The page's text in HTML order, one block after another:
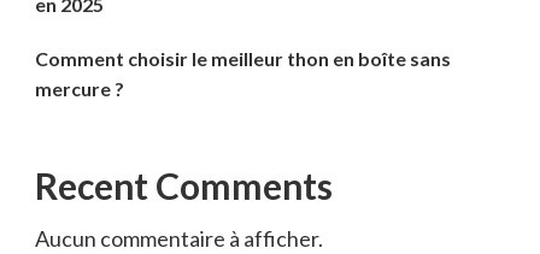
Comment choisir le meilleur thon en boîte sans
mercure ?
Recent Comments
Aucun commentaire à afficher.